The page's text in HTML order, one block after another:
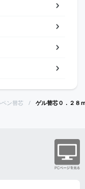
ン替芯 ゲル替芯０．２８